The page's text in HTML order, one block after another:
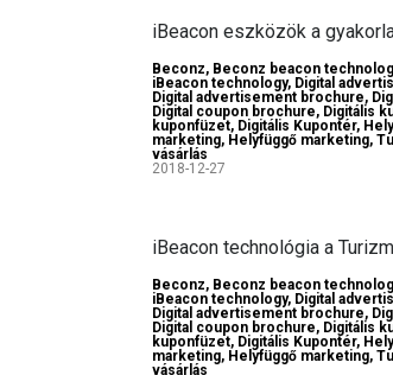
iBeacon eszközök a
Beconz, Beconz beacon
iBeacon technology, Digital
Digital advertisement brochure,
Digital coupon brochure, Digitális
kuponfüzet, Digitális Kupontér,
marketing, Helyfüggő marketing,
vásárlás
2018-12-27
iBeacon technológia a
Beconz, Beconz beacon
iBeacon technology, Digital
Digital advertisement brochure,
Digital coupon brochure, Digitális
kuponfüzet, Digitális Kupontér,
marketing, Helyfüggő marketing,
vásárlás